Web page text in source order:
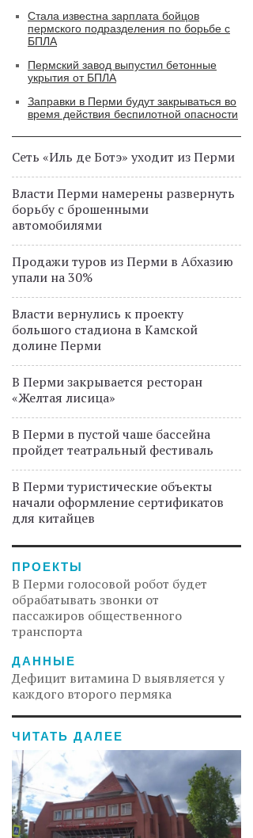
Стала известна зарплата бойцов
пермского подразделения по борьбе с
БПЛА
Пермский завод выпустил бетонные
укрытия от БПЛА
Заправки в Перми будут закрываться во
время действия беспилотной опасности
Сеть «Иль де Ботэ» уходит из Перми
Власти Перми намерены развернуть
борьбу с брошенными
автомобилями
Продажи туров из Перми в Абхазию
упали на 30%
Власти вернулись к проекту
большого стадиона в Камской
долине Перми
В Перми закрывается ресторан
«Желтая лисица»
В Перми в пустой чаше бассейна
пройдет театральный фестиваль
В Перми туристические объекты
начали оформление сертификатов
для китайцев
ПРОЕКТЫ
В Перми голосовой робот будет
обрабатывать звонки от
пассажиров общественного
транспорта
ДАННЫЕ
Дефицит витамина D выявляется у
каждого второго пермяка
ЧИТАТЬ ДАЛЕЕ